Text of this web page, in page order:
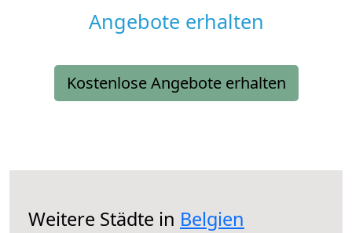
Angebote erhalten
Kostenlose Angebote erhalten
Weitere Städte in Belgien